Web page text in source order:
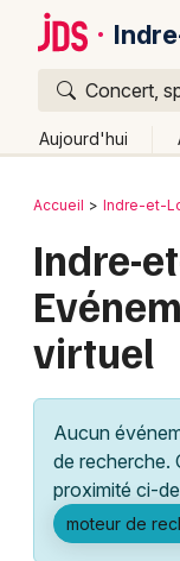
Concert,
Aujourd'hui
Publier un
Grands
Foires &
Bordeaux
Colmar
Lille
Lyon
Marseille
Mulhouse
Montpellier
Retour
Accueil Indre-et-
Indre-
virtuel
Aucun
de recherche.
proximité ci-
moteur de
Quoi ?
Où ?
Changer de lieu
Quand ?
Aujourd'hui